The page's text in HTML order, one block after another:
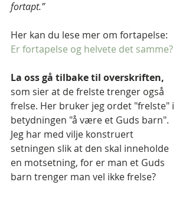
fortapt.”
Her kan du lese mer om fortapelse:
Er fortapelse og helvete det samme?
La oss gå tilbake til overskriften,
som sier at de frelste trenger også
frelse. Her bruker jeg ordet "frelste" i
betydningen "å være et Guds barn".
Jeg har med vilje konstruert
setningen slik at den skal inneholde
en motsetning, for er man et Guds
barn trenger man vel ikke frelse?